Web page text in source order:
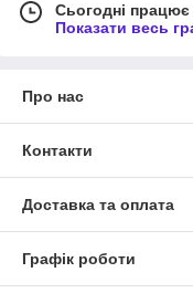
Сьогодні
Показати весь
Про нас
Контакти
Доставка та оплата
Графік роботи